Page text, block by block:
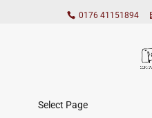
0176 41151894
Select Page